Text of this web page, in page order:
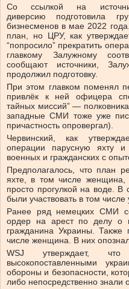
Со ссылкой на
диверсию подготовила
бизнесменов в мае 2022
план, но ЦРУ, как
“попросило” прекратить
главкому Залужному
сообщают источники,
продолжил подготовку.
При этом главком поменял
привлёк к ней офицера
тайных миссий” —
западные СМИ тоже уже
причастность опровергал).
Червинский, как
операции парусную яхту
военных и гражданских с
Предполагалось, что план
яхте, в том числе женщина,
просто прогулкой на воде.
были участвовать в том
Ранее ряд немецких СМИ
ордер на арест по делу о
гражданина Украины.
числе женщина. В них
WSJ утверждает,
высокопоставленными
обороны и безопасности,
либо непосредственно знали